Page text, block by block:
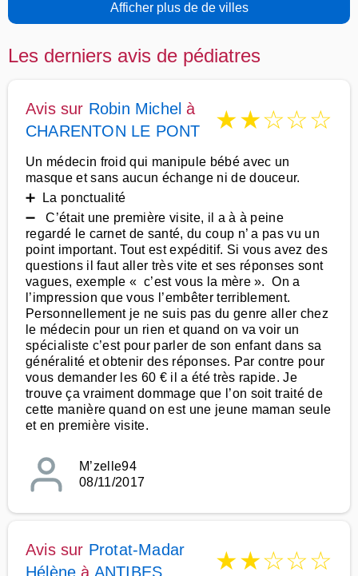
Afficher plus de de villes
Les derniers avis de pédiatres
Avis sur Robin Michel à
CHARENTON LE PONT
★★☆☆☆
Un médecin froid qui manipule bébé avec un
masque et sans aucun échange ni de douceur.
➕ La ponctualité
➖ C’était une première visite, il a à à peine
regardé le carnet de santé, du coup n’ a pas vu un
point important. Tout est expéditif. Si vous avez des
questions il faut aller très vite et ses réponses sont
vagues, exemple « c’est vous la mère ». On a
l’impression que vous l’embêter terriblement.
Personnellement je ne suis pas du genre aller chez
le médecin pour un rien et quand on va voir un
spécialiste c’est pour parler de son enfant dans sa
généralité et obtenir des réponses. Par contre pour
vous demander les 60 € il a été très rapide. Je
trouve ça vraiment dommage que l’on soit traité de
cette manière quand on est une jeune maman seule
et en première visite.
M’zelle94
08/11/2017
Avis sur Protat-Madar
Hélène à ANTIBES ★★☆☆☆